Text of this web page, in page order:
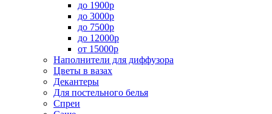
до 1900р
до 3000р
до 7500р
до 12000р
от 15000р
Наполнители для диффузора
Цветы в вазах
Декантеры
Для постельного белья
Спреи